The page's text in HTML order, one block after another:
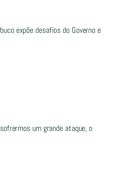
expõe desafios do Governo e
um grande ataque, o